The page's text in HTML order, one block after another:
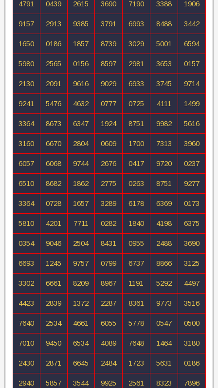
4791 0439 2615 3690 7190 3388 1906
9157 2913 9385 3791 6993 8488 3442
1650 0186 1857 8739 3029 5001 6594
5980 2565 0156 8597 2981 3653 0157
2130 2091 9616 9029 6933 3745 9714
9241 5476 4632 0777 0725 4111 1499
3364 8673 6347 1924 8751 9982 5616
3160 6670 2804 0609 1700 7313 3960
6057 6068 9744 2676 0417 9720 0237
6510 8682 1862 2775 0263 8751 9277
3364 0728 1657 3289 6178 6369 0173
5810 4201 7711 0282 1840 4198 6375
0354 9046 2504 8431 0955 2488 3690
6693 1245 9757 0799 6737 8866 3125
3302 6661 8209 8967 1191 5292 4497
4423 2839 1372 2287 8361 9773 3516
7640 2534 4661 6055 5778 0547 0500
7010 9450 6534 4089 7648 1464 3180
2430 2871 6645 2484 1723 5631 0186
2940 5857 3544 9925 2561 8323 7896